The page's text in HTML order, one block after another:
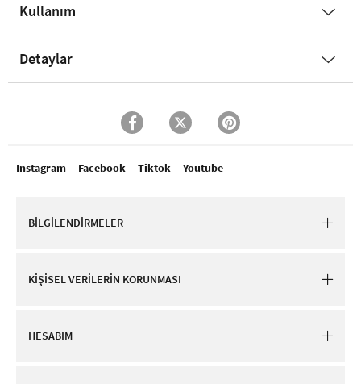
Kullanım
Detaylar
Instagram Facebook Tiktok Youtube
BİLGİLENDİRMELER
KİŞİSEL VERİLERİN KORUNMASI
HESABIM